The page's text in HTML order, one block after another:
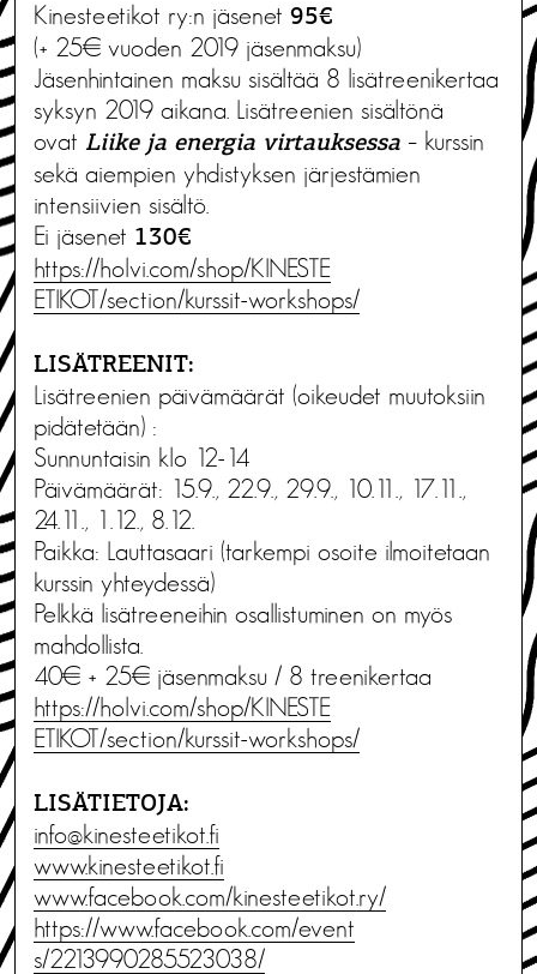
Kinesteetikot ry:n jäsenet 95€
(+ 25€ vuoden 2019 jäsenmaksu)
Jäsenhintainen maksu sisältää 8 lisätreenikertaa
syksyn 2019 aikana. Lisätreenien sisältönä
ovat Liike ja energia virtauksessa – kurssin
sekä aiempien yhdistyksen järjestämien
intensiivien sisältö.
Ei jäsenet 130€
https://holvi.com/shop/KINESTE
ETIKOT/section/kurssit-workshops/
LISÄTREENIT:
Lisätreenien päivämäärät (oikeudet muutoksiin
pidätetään) :
Sunnuntaisin klo 12-14
Päivämäärät: 15.9., 22.9., 29.9., 10.11., 17.11.,
24.11., 1.12., 8.12.
Paikka: Lauttasaari (tarkempi osoite ilmoitetaan
kurssin yhteydessä)
Pelkkä lisätreeneihin osallistuminen on myös
mahdollista.
40€ + 25€ jäsenmaksu / 8 treenikertaa
https://holvi.com/shop/KINESTE
ETIKOT/section/kurssit-workshops/
LISÄTIETOJA:
info@kinesteetikot.fi
www.kinesteetikot.fi
www.facebook.com/kinesteetikot.ry/
https://www.facebook.com/event
s/2213990285523038/